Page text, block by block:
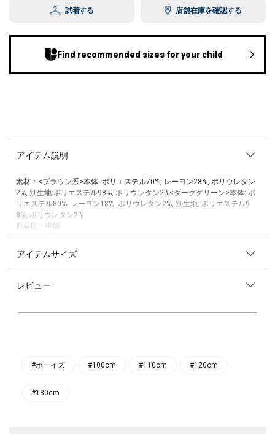
試着する 店舗在庫を確認する
Find recommended sizes for your child
アイテム説明
素材：<ブラウン系>本体: ポリエステル70%, レーヨン28%, ポリウレタン
2%, 別生地:ポリエステル98%, ポリウレタン2%<ダークグリーン>本体: ポ
リエステル80%, レーヨン18%, ポリウレタン2%, 別生地: ポリエステル9
8%, ポリウレタン2%
原産国：中国
品番：〔513-15-0196〕
ングにマッチ。
両サイドとヒップにポケットをあしらい、デイリーに使いやすいポイント
同デザインで、無地のパンツもございます。（品番：513-15-0194、513-
アイテムサイズ
レビュー
#ボーイズ #100cm #110cm #120cm
#130cm